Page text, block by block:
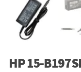
HP 15-